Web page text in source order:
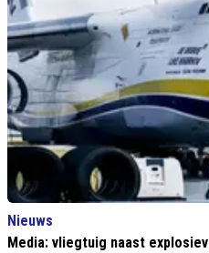
Nieuws
Media: vliegtuig naast